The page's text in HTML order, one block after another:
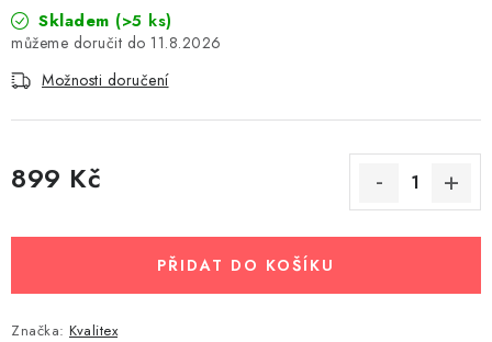
Skladem (>5 ks)
11.8.2026
Možnosti doručení
899 Kč
PŘIDAT DO KOŠÍKU
Značka: Kvalitex